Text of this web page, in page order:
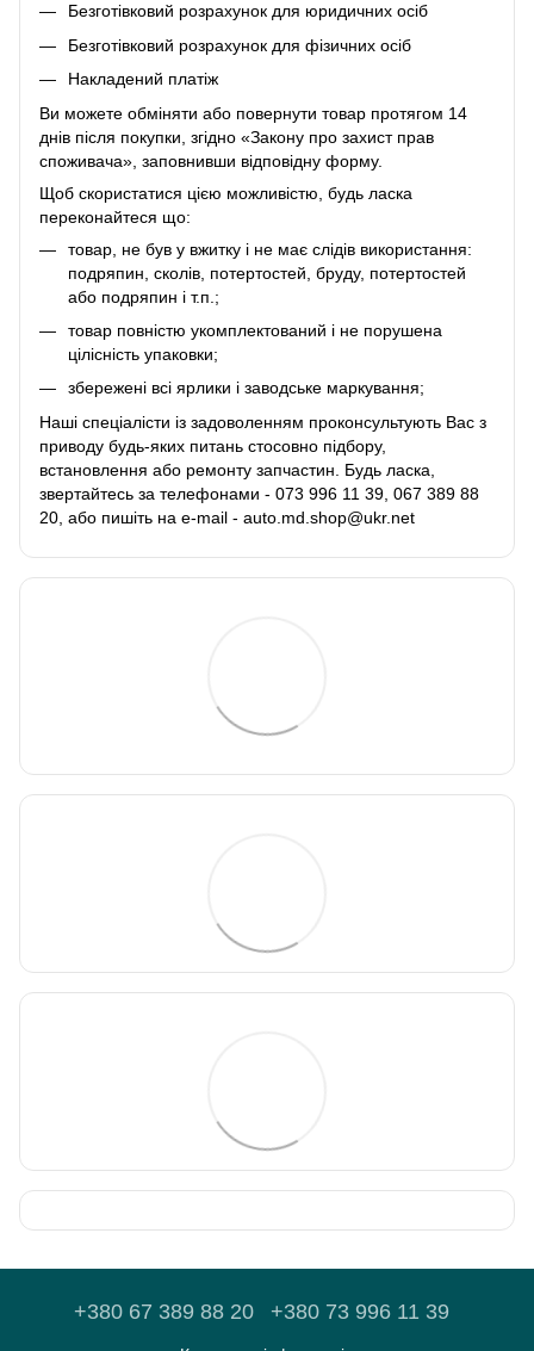
Безготівковий розрахунок для юридичних осіб
Безготівковий розрахунок для фізичних осіб
Накладений платіж
Ви можете обміняти або повернути товар протягом 14
днів після покупки, згідно «Закону про захист прав
споживача», заповнивши відповідну форму.
Щоб скористатися цією можливістю, будь ласка
переконайтеся що:
товар, не був у вжитку і не має слідів використання:
подряпин, сколів, потертостей, бруду, потертостей
або подряпин і т.п.;
товар повністю укомплектований і не порушена
цілісність упаковки;
збережені всі ярлики і заводське маркування;
Наші спеціалісти із задоволенням проконсультують Вас з
приводу будь-яких питань стосовно підбору,
встановлення або ремонту запчастин. Будь ласка,
звертайтесь за телефонами - 073 996 11 39, 067 389 88
20, або пишіть на e-mail - auto.md.shop@ukr.net
+380 67 389 88 20 +380 73 996 11 39